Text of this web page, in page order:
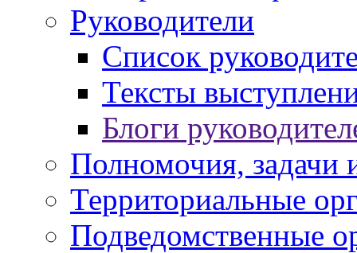
Руководители
Список
Тексты
Блоги
Полномочия, задачи
Территориальные
Подведомственные